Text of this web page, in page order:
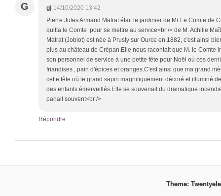
G gj 14/10/2020 13:42
Pierre Jules Armand Matrat était le jardinier de Mr Le Comte de
quitta le Comte pour se mettre au service<br /> de M. Achille
Matrat (Joblot) est née à Prusly sur Ource en 1882, c'est ainsi
plus au château de Crépan.Elle nous racontait que M. le Comte
son personnel de service à une petite fête pour Noël où ces
friandises , pain d'épices et oranges.C'est ainsi que ma grand
cette fête où le grand sapin magnifiquement décoré et illuminé
des enfants émerveillés.Elle se souvenait du dramatique
parlait souvent<br />
Répondre
Theme: